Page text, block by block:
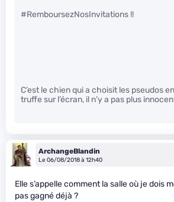
#RemboursezNosInvitations !!
C’est le chien qui a choisit les pseudos
truffe sur l’écran, il n’y a pas plus
ArchangeBlandin
Le 06/08/2018 à 12h40
Elle s’appelle comment la salle où je dois
pas gagné déjà ?